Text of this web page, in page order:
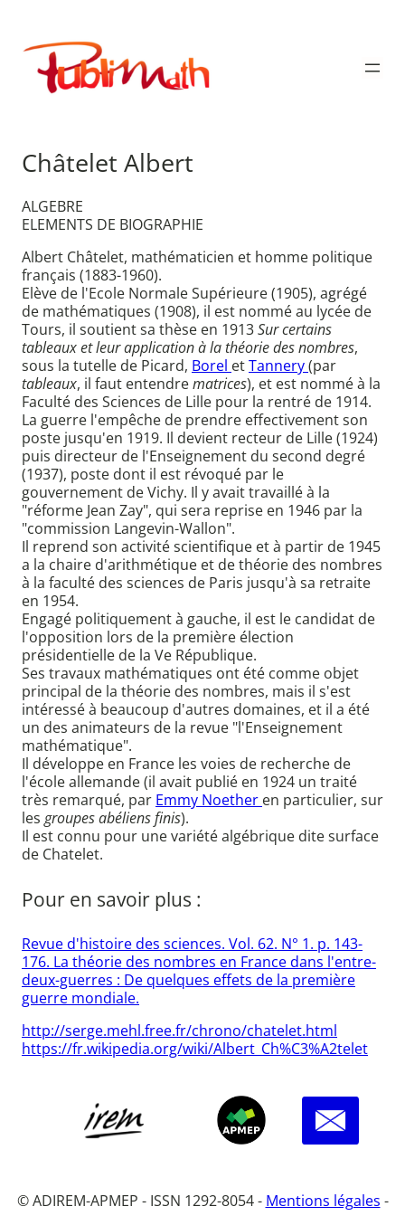
contenu
Publimath
Châtelet Albert
ALGEBRE
ELEMENTS DE BIOGRAPHIE
Albert Châtelet, mathématicien et homme politique
français (1883-1960).
Elève de l'Ecole Normale Supérieure (1905), agrégé
de mathématiques (1908), il est nommé au lycée de
Tours, il soutient sa thèse en 1913Sur certains
tableaux et leur application à la théorie des nombres,
sous la tutelle de Picard, Borel etTannery(par
tableaux, il faut entendrematrices), et est nommé à la
Faculté des Sciences de Lille pour la rentré de 1914.
La guerre l'empêche de prendre effectivement son
poste jusqu'en 1919. Il devient recteur de Lille (1924)
puis directeur de l'Enseignement du second degré
(1937), poste dont il est révoqué par le
gouvernement de Vichy. Il y avait travaillé à la
"réforme Jean Zay", qui sera reprise en 1946 par la
"commission Langevin-Wallon".
Il reprend son activité scientifique et à partir de 1945
a la chaire d'arithmétique et de théorie des nombres
à la faculté des sciences de Paris jusqu'à sa retraite
en 1954.
Engagé politiquement à gauche, il est le candidat de
l'opposition lors de la première élection
présidentielle de la Ve République.
Ses travaux mathématiques ont été comme objet
principal de la théorie des nombres, mais il s'est
intéressé à beaucoup d'autres domaines, et il a été
un des animateurs de la revue "l'Enseignement
mathématique".
Il développe en France les voies de recherche de
l'école allemande (il avait publié en 1924 un traité
très remarqué, par Emmy Noether en particulier, sur
les groupes abéliens finis).
Il est connu pour une variété algébrique dite surface
de Chatelet.
Pour en savoir plus :
Revue d'histoire des sciences. Vol. 62. N° 1. p. 143-
176. La théorie des nombres en France dans l'entre-
deux-guerres : De quelques effets de la première
guerre mondiale.
http://serge.mehl.free.fr/chrono/chatelet.html
https://fr.wikipedia.org/wiki/Albert_Ch%C3%A2telet
© ADIREM-APMEP - ISSN 1292-8054 - Mentions légales -